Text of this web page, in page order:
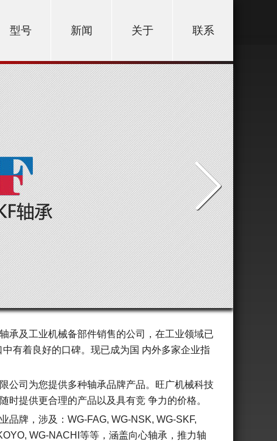
型号 新闻 关于 联系

承及工业机械备部件销售的公司，在工业领域已
有着良好的口碑。现已成为国 内外多家企业指
公司为您提供多种轴承品牌产品。旺广机械科技
时提供更合理的产品以及具有竞 争力的价格。
品牌，涉及：WG-FAG, WG-NSK, WG-SKF,
WG-NACHI等等，涵盖向心轴承，推力轴